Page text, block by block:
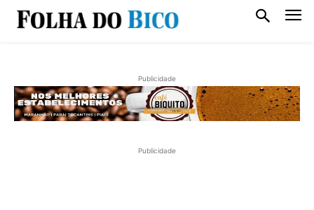
Publicidade
Publicidade